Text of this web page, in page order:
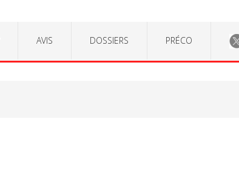
AVIS DOSSIERS PRÉCO